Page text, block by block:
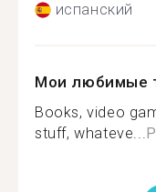
испанский
Мои любимые
Books, video
stuff, whateve...